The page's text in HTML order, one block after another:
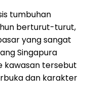
tumbuhan
berturut-turut,
yang sangat
Singapura
kawasan tersebut
dan karakter